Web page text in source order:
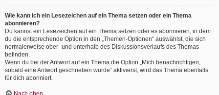
Wie kann ich ein Lesezeichen auf ein Thema setzen oder ein Thema
abonnieren?
Du kannst ein Lesezeichen auf ein Thema setzen oder es abonnieren, in dem
du die entsprechende Option in den „Themen-Optionen“ auswählst, die sich
normalerweise ober- und unterhalb des Diskussionsverlaufs des Themas
befinden.
Wenn du bei der Antwort auf ein Thema die Option „Mich benachrichtigen,
sobald eine Antwort geschrieben wurde“ aktivierst, wird das Thema ebenfalls
für dich abonniert.
Nach oben